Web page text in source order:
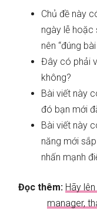
Chủ đề này
ngày lễ hoặc
nên “đúng
Đây có phải
không?
Bài viết này
đó bạn mới
Bài viết này
năng mới
nhấn mạnh
Đọc thêm: Hãy
manager,